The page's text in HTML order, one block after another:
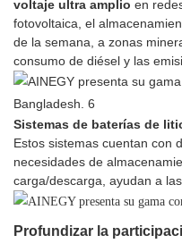
voltaje ultra amplio en
fotovoltaica, el
de la semana, a zonas
consumo de diésel y las
Sistemas de baterías de
Estos sistemas cuentan con
necesidades de
carga/descarga, ayudan a
Profundizar la